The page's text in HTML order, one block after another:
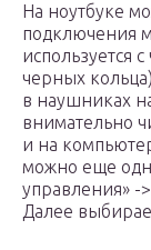
На ноутбуке
подключения
используется
черных
в наушниках
внимательно
и на
можно еще
управления» -
Далее